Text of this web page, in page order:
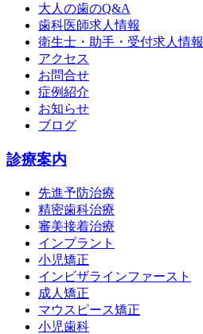
大人の歯のQ&A
歯科医師求人情報
衛生士・助手・受付求人情報
アクセス
お問合せ
症例紹介
お知らせ
ブログ
診療案内
先進予防治療
精密歯科治療
審美接着治療
インプラント
小児矯正
インビザラインファースト
成人矯正
マウスピース矯正
小児歯科